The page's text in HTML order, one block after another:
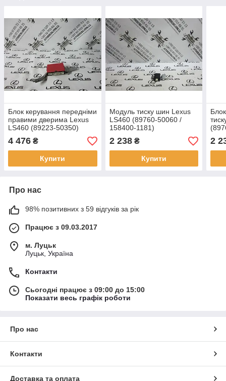
Блок керування передніми
правими дверима Lexus
LS460 (89223-50350)
4 476 ₴
Купити
Модуль тиску шин Lexus
LS460 (89760-50060 /
158400-1181)
2 238₴
Купити
2
Про нас
98% позитивних з 59 відгуків за рік
Працює з 09.03.2017
м. Луцьк
Луцьк, Україна
Контакти
Сьогодні працює з 09:00 до 15:00
Показати весь графік роботи
Про нас
Контакти
Доставка та оплата